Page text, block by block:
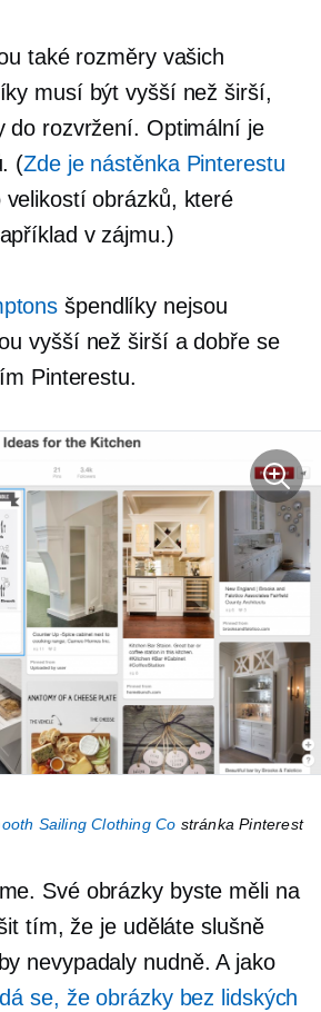
také rozměry vašich
musí být vyšší než širší,
do rozvržení. Optimální je
(Zde je nástěnka Pinterestu
velikostí obrázků, které
v zájmu.)
špendlíky nejsou
vyšší než širší a dobře se
Pinterestu.
Sailing Clothing Co stránka Pinterest
Své obrázky byste měli na
tím, že je uděláte slušně
nevypadaly nudně. A jako
se, že obrázky bez lidských